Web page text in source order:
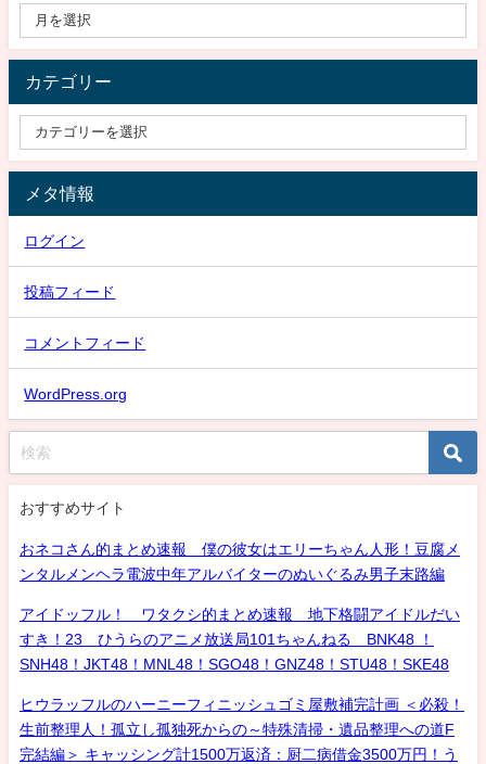
カテゴリー
メタ情報
ログイン
投稿フィード
コメントフィード
WordPress.org
おすすめサイト
おネコさん的まとめ速報 僕の彼女はエリーちゃん人形！豆腐メ
ンタルメンヘラ電波中年アルバイターのぬいぐるみ男子末路編
アイドッフル！ ワタクシ的まとめ速報 地下格闘アイドルだい
すき！23 ひうらのアニメ放送局101ちゃんねる BNK48 ！
SNH48！JKT48！MNL48！SGO48！GNZ48！STU48！SKE48
ヒウラッフルのハーニーフィニッシュゴミ屋敷補完計画 ＜必殺！
生前整理人！孤立し孤独死からの～特殊清掃・遺品整理への道F
完結編＞ キャッシング計1500万返済：厨二病借金3500万円！う